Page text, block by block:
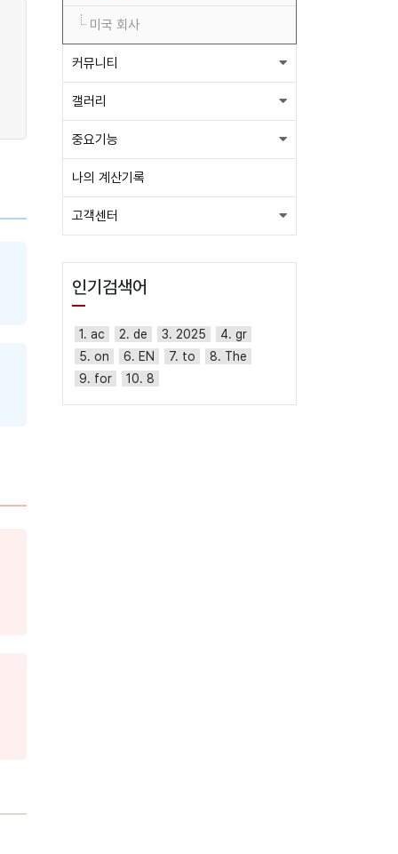
미국 회사
커뮤니티
갤러리
중요기능
나의 계산기록
고객센터
인기검색어
1. ac 2. de 3. 2025
4. gr
5. on
6. EN 7. to
8. The
9. for
10. 8